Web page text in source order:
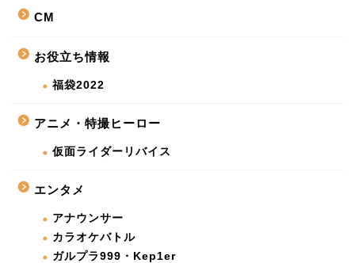
CM
お役立ち情報
福袋2022
アニメ・特撮ヒーロー
仮面ライダーリバイス
エンタメ
アナウンサー
カラオケバトル
ガルプラ999・Kep1er